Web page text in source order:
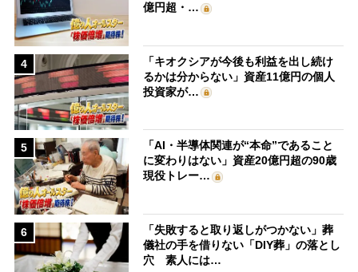
億円超・…
4
「キオクシアが今後も利益を出し続け
るかは分からない」資産11億円の個人
投資家が…
5
「AI・半導体関連が“本命”であること
に変わりはない」資産20億円超の90歳
現役トレー…
6
「失敗すると取り返しがつかない」葬
儀社の手を借りない「DIY葬」の落とし
穴 素人には…